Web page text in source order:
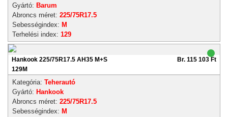
Gyártó: Barum
Abroncs méret: 225/75R17.5
Sebességindex: M
Terhelési index: 129
Hankook 225/75R17.5 AH35 M+S
129M
Br. 115 103 Ft
Kategória: Teherautó
Gyártó: Hankook
Abroncs méret: 225/75R17.5
Sebességindex: M